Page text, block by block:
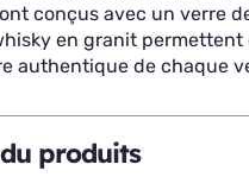
conçus avec un verre
en granit
authentique de chaque
produits